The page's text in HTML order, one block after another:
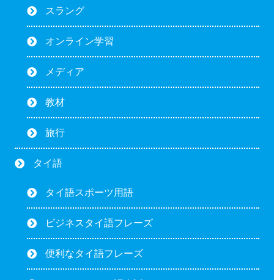
スラング
オンライン学習
メディア
教材
旅行
タイ語
タイ語スポーツ用語
ビジネスタイ語フレーズ
便利なタイ語フレーズ